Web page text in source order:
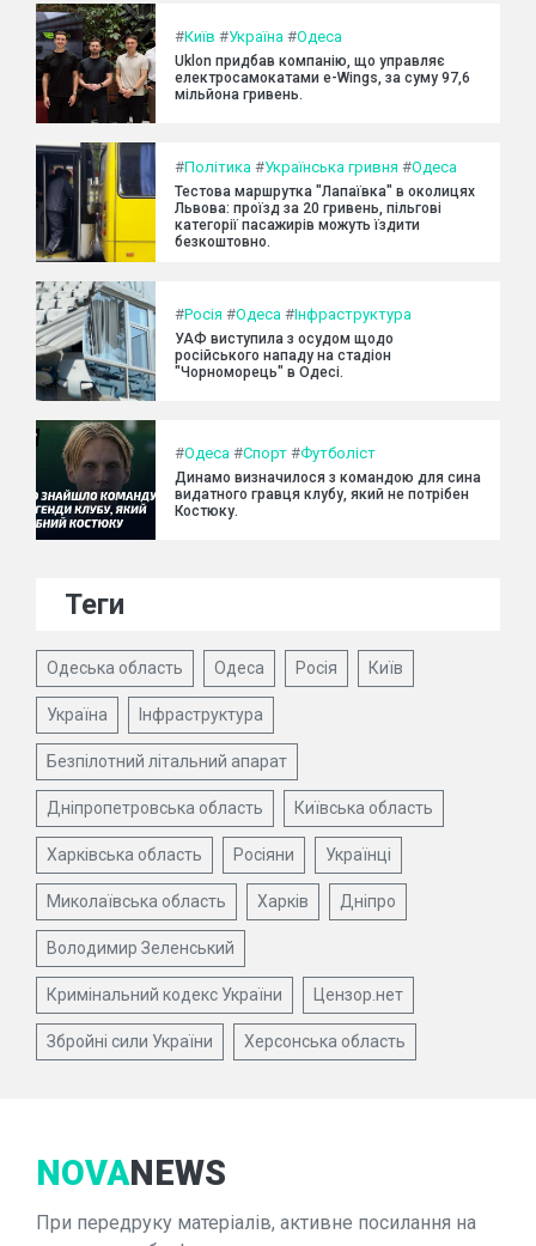
#Київ #Україна #Одеса
Uklon придбав компанію, що управляє
електросамокатами e-Wings, за суму 97,6
мільйона гривень.
#Політика #Українська гривня #Одеса
Тестова маршрутка "Лапаївка" в околицях
Львова: проїзд за 20 гривень, пільгові
категорії пасажирів можуть їздити
безкоштовно.
#Росія #Одеса #Інфраструктура
УАФ виступила з осудом щодо
російського нападу на стадіон
"Чорноморець" в Одесі.
#Одеса #Спорт #Футболіст
Динамо визначилося з командою для сина
видатного гравця клубу, який не потрібен
Костюку.
Теги
Одеська область Одеса Росія Київ
Україна Інфраструктура
Безпілотний літальний апарат
Дніпропетровська область Київська область
Харківська область Росіяни Українці
Миколаївська область Харків Дніпро
Володимир Зеленський
Кримінальний кодекс України Цензор.нет
Збройні сили України Херсонська область
NOVANEWS
При передруку матеріалів, активне посилання на